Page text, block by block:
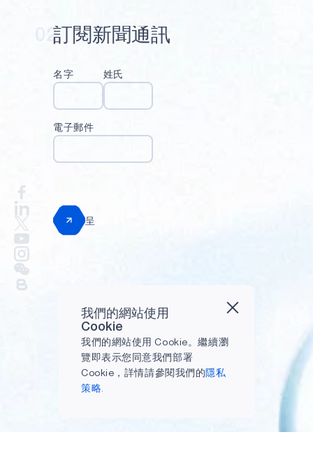
02訂 閱新聞通訊
名字 姓氏
電子郵件
呈
我們的網站使用
Cookie
我們的網站使用 Cookie。繼續瀏
覽即表示您同意我們部署
Cookie，詳情請參閱我們的隱私
策略.